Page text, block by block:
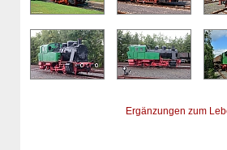
Ergänzungen zum